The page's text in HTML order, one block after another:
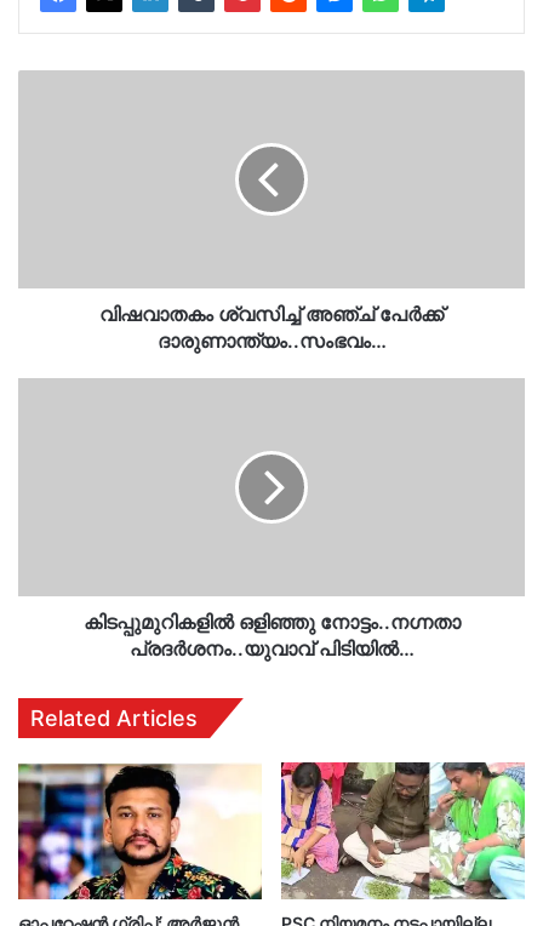
വിഷവാതകം ശ്വസിച്ച് അഞ്ച് പേർക്ക്
ദാരുണാന്ത്യം..സംഭവം…
കിടപ്പുമുറികളിൽ ഒളിഞ്ഞു നോട്ടം..നഗ്നതാ
പ്രദർശനം..യുവാവ് പിടിയിൽ…
Related Articles